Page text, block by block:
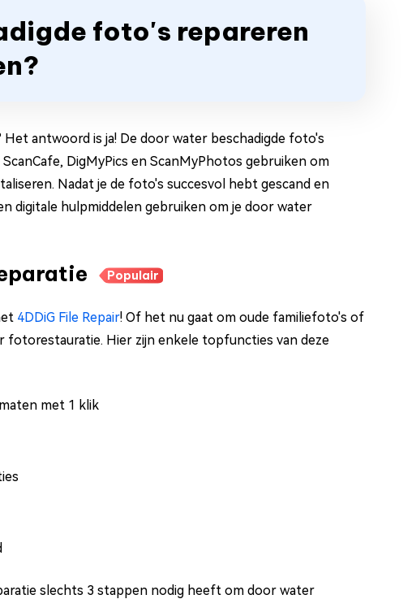
foto's repareren
antwoord is ja! De door water beschadigde foto's
DigMyPics en ScanMyPhotos gebruiken om
Nadat je de foto's succesvol hebt gescand en
digitale hulpmiddelen gebruiken om je door water
Populair
4DDiG File Repair! Of het nu gaat om oude familiefoto's of
fotorestauratie. Hier zijn enkele topfuncties van deze
met 1 klik
slechts 3 stappen nodig heeft om door water